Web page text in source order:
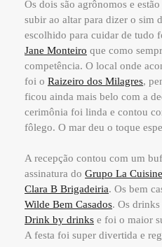
Os dois são agrônomos e
subir ao altar para dizer o sim
escolhido para cuidar de tudo
Jane Monteiro que como
competência. O local onde
foi o Raizeiro dos Milagres,
ficou ainda mais belo com a
cerimônia foi linda e contou
fôlego. O mar deu o toque
A recepção contou com um
assinatura do Grupo La Cuisine
Clara B Brigadeiria. Os bem
Wilde Bem Casados. Os drinks
Drink by drinks e foi o maior
A festa foi super divertida e